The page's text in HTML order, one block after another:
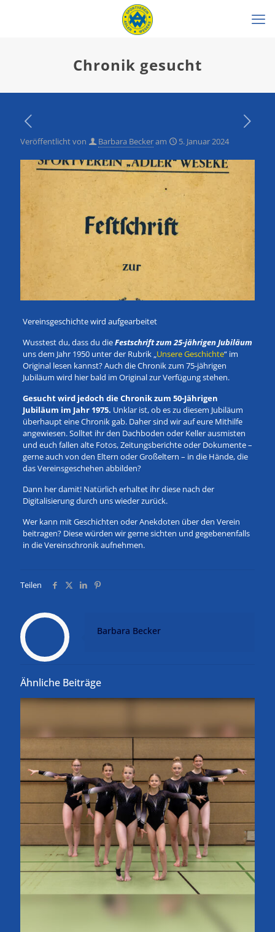
Chronik gesucht
Veröffentlicht von Barbara Beckeram 5. Januar 2024
Vereinsgeschichte wird aufgearbeitet
Wusstest du, dass du dieFestschrift zum 25-jährigen Jubiläum
uns dem Jahr 1950 unter der Rubrik „Unsere Geschichte“ im
Original lesen kannst? Auch die Chronik zum 75-jährigen
Jubiläum wird hier bald im Original zur Verfügung stehen.
Gesucht wird jedoch die Chronik zum 50-Jährigen
Jubiläum im Jahr 1975. Unklar ist, ob es zu diesem Jubiläum
überhaupt eine Chronik gab. Daher sind wir auf eure Mithilfe
angewiesen. Solltet ihr den Dachboden oder Keller ausmisten
und euch fallen alte Fotos, Zeitungsberichte oder Dokumente –
gerne auch von den Eltern oder Großeltern – in die Hände, die
das Vereinsgeschehen abbilden?
Dann her damit! Natürlich erhaltet ihr diese nach der
Digitalisierung durch uns wieder zurück.
Wer kann mit Geschichten oder Anekdoten über den Verein
beitragen? Diese würden wir gerne sichten und gegebenenfalls
in die Vereinschronik aufnehmen.
Teilen
Barbara Becker
Ähnliche Beiträge